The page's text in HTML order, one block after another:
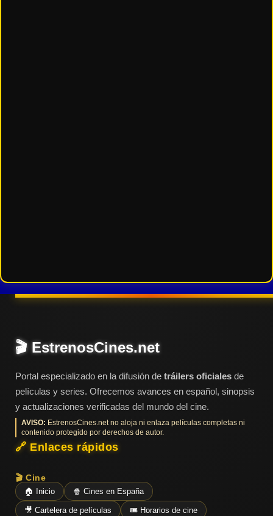
🎬 EstrenosCines.net
Portal especializado en la difusión de tráilers oficiales de
películas y series. Ofrecemos avances en español, sinopsis
y actualizaciones verificadas del mundo del cine.
AVISO: EstrenosCines.net no aloja ni enlaza películas completas ni
contenido protegido por derechos de autor.
🔗 Enlaces rápidos
🎬 Cine
🏠 Inicio 🍿 Cines en España
🎥 Cartelera de películas 🎟️ Horarios de cine